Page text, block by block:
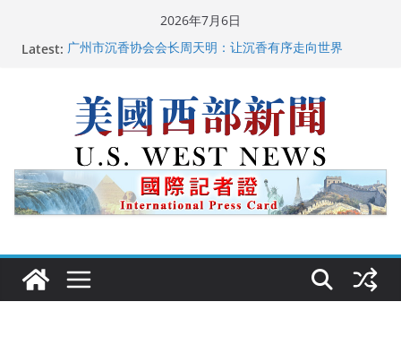
2026年7月6日
Latest: 广州市沉香协会会长周天明：让沉香有序走向世界
美国人
美国最高法院维持“出生公民权” : 出生在美国就是美国
人！
中国驻美国大使谢锋邀请美国老教师罗纳德·萨科尔斯基
再次访华